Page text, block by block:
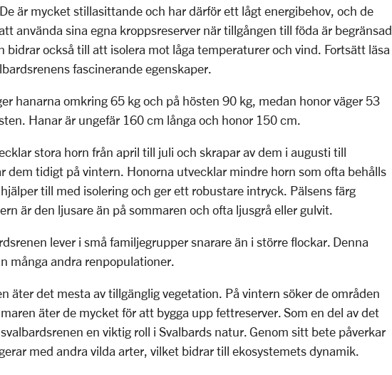
är mycket stillasittande och har därför ett lågt energibehov, och de
använda sina egna kroppsreserver när tillgången till föda är begränsad
bidrar också till att isolera mot låga temperaturer och vind. Fortsätt läsa
fascinerande egenskaper.
hanarna omkring 65 kg och på hösten 90 kg, medan honor väger 53
Hanar är ungefär 160 cm långa och honor 150 cm.
stora horn från april till juli och skrapar av dem i augusti till
dem tidigt på vintern. Honorna utvecklar mindre horn som ofta behålls
till med isolering och ger ett robustare intryck. Pälsens färg
är den ljusare än på sommaren och ofta ljusgrå eller gulvit.
lever i små familjegrupper snarare än i större flockar. Denna
många andra renpopulationer.
äter det mesta av tillgänglig vegetation. På vintern söker de områden
äter de mycket för att bygga upp fettreserver. Som en del av det
en viktig roll i Svalbards natur. Genom sitt bete påverkar
med andra vilda arter, vilket bidrar till ekosystemets dynamik.